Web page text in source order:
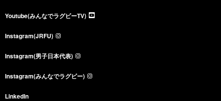
Youtube(みんなでラグビーTV)
Instagram(JRFU)
Instagram(男子日本代表)
Instagram(みんなでラグビー)
LinkedIn